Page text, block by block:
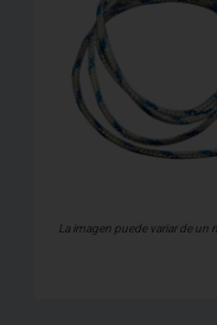
La imagen puede variar de un